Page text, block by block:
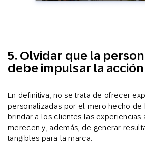
5. Olvidar que la
debe impulsar la acción
En definitiva, no se trata de ofrecer
personalizadas por el mero hecho de
brindar a los clientes las experiencias
merecen y, además, de generar
tangibles para la marca.